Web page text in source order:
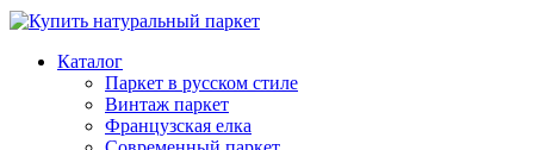
Каталог
Паркет в русском стиле
Винтаж паркет
Французская елка